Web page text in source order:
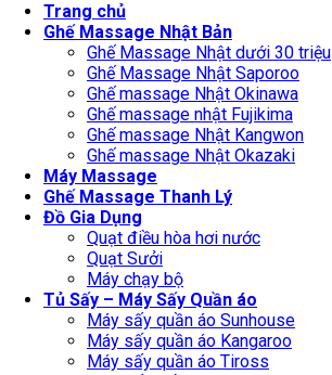
Trang chủ
Ghế Massage Nhật Bản
Ghế Massage Nhật dưới 30 triệu
Ghế Massage Nhật Saporoo
Ghế massage Nhật Okinawa
Ghế massage nhật Fujikima
Ghế massage Nhật Kangwon
Ghế massage Nhật Okazaki
Máy Massage
Ghế Massage Thanh Lý
Đồ Gia Dụng
Quạt điều hòa hơi nước
Quạt Sưởi
Máy chạy bộ
Tủ Sấy – Máy Sấy Quần áo
Máy sấy quần áo Sunhouse
Máy sấy quần áo Kangaroo
Máy sấy quần áo Tiross